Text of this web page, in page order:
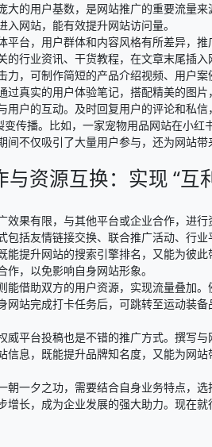
大的用户基数，是网站推广的重要流量
入网站，能有效提升网站访问量。​
平台，用户群体和内容风格有所差异，
的行业资讯、干货教程，在文章末尾插
力，可制作简短的产品介绍视频、用户
过真实的用户体验笔记，搭配精美的图片
用户的互动。及时回复用户的评论和私
变传播。比如，一家宠物用品网站在小
间不仅吸引了大量用户参与，还为网站带
与资源互换：实现 “互
效果有限，与其他平台或企业合作，进行
包括友情链接交换、联合推广活动、行
能提升网站的搜索引擎排名，又能为彼
作，以免影响自身网站形象。​
能借助双方的用户资源，实现流量叠加
网站完成打卡任务后，可跳转至运动装
威平台投稿也是不错的推广方式。撰写
信息，既能提升品牌知名度，又能为网站
朝一夕之功，需要结合自身业务特点，
增长，成为企业发展的强大助力。现在